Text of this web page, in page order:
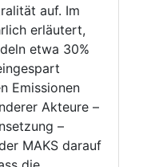
auf. Im
erläutert,
etwa 30%
Emissionen
Akteure –
–
MAKS darauf